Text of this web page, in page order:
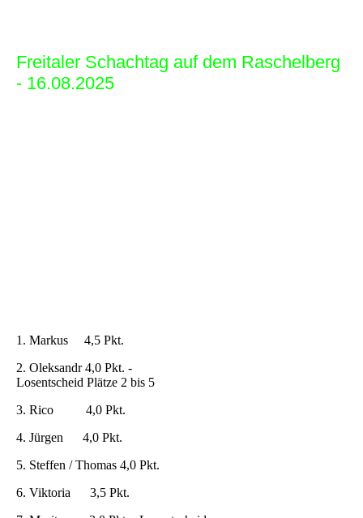
Freitaler Schachtag auf dem Raschelberg
- 16.08.2025
1. Markus 4,5 Pkt.
2. Oleksandr 4,0 Pkt. -
Losentscheid Plätze 2 bis 5
3. Rico 4,0 Pkt.
4. Jürgen 4,0 Pkt.
5. Steffen / Thomas 4,0 Pkt.
6. Viktoria 3,5 Pkt.